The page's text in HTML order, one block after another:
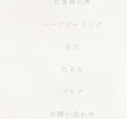
ハーブピーリング
毛穴
たるみ
ブログ
お問い合わせ